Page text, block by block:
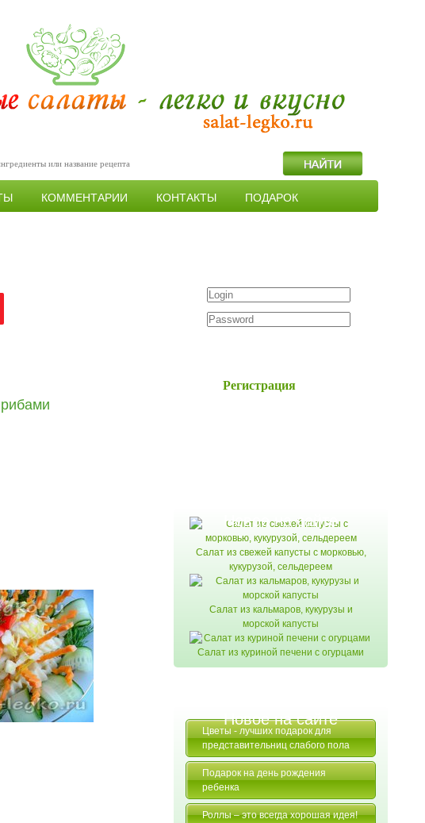
КОММЕНТАРИИ КОНТАКТЫ ПОДАРОК
Регистрация
Новое на сайте
Салат из свежей капусты с морковью,
кукурузой, сельдереем
Салат из кальмаров, кукурузы и
морской капусты
Салат из куриной печени с огурцами
Новое на сайте
Цветы - лучших подарок для
представительниц слабого пола
Подарок на день рождения
ребенка
Роллы – это всегда хорошая идея!